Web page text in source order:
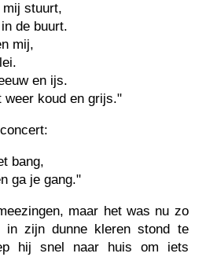
mij stuurt,
de buurt.
mij,
en ijs.
weer koud en grijs."
bang,
ga je gang."
maar het was nu zo
in zijn dunne kleren stond te
hij snel naar huis om iets